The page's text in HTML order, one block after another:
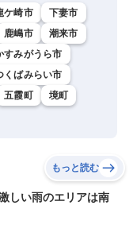
ケ崎市
下妻市
鹿嶋市
潮来市
すみがうら市
くばみらい市
五霞町
境町
もっと読む
しい雨のエリアは南